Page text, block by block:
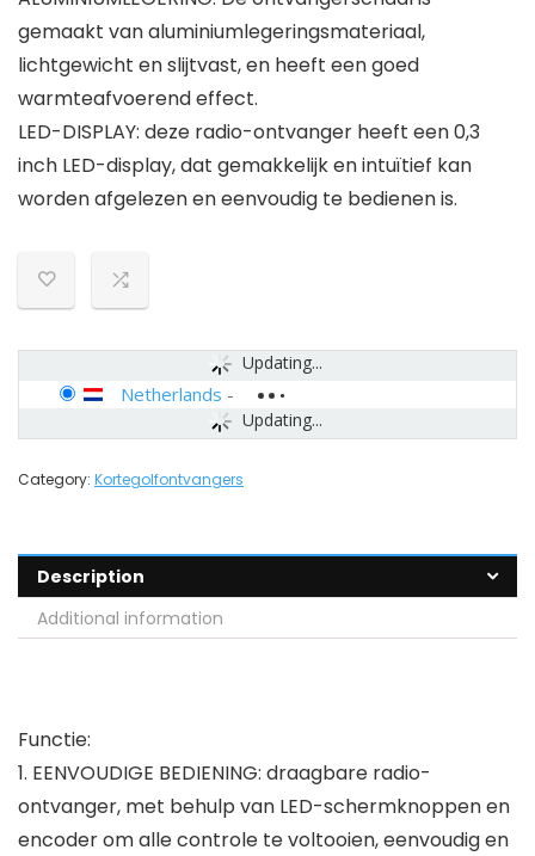
gemaakt van aluminiumlegeringsmateriaal,
lichtgewicht en slijtvast, en heeft een goed
warmteafvoerend effect.
LED-DISPLAY: deze radio-ontvanger heeft een 0,3
inch LED-display, dat gemakkelijk en intuïtief kan
worden afgelezen en eenvoudig te bedienen is.
Updating...
Updating...
Netherlands -
Category: Kortegolfontvangers
Description
Additional information
Functie:
1. EENVOUDIGE BEDIENING: draagbare radio-
ontvanger, met behulp van LED-schermknoppen en
encoder om alle controle te voltooien, eenvoudig en